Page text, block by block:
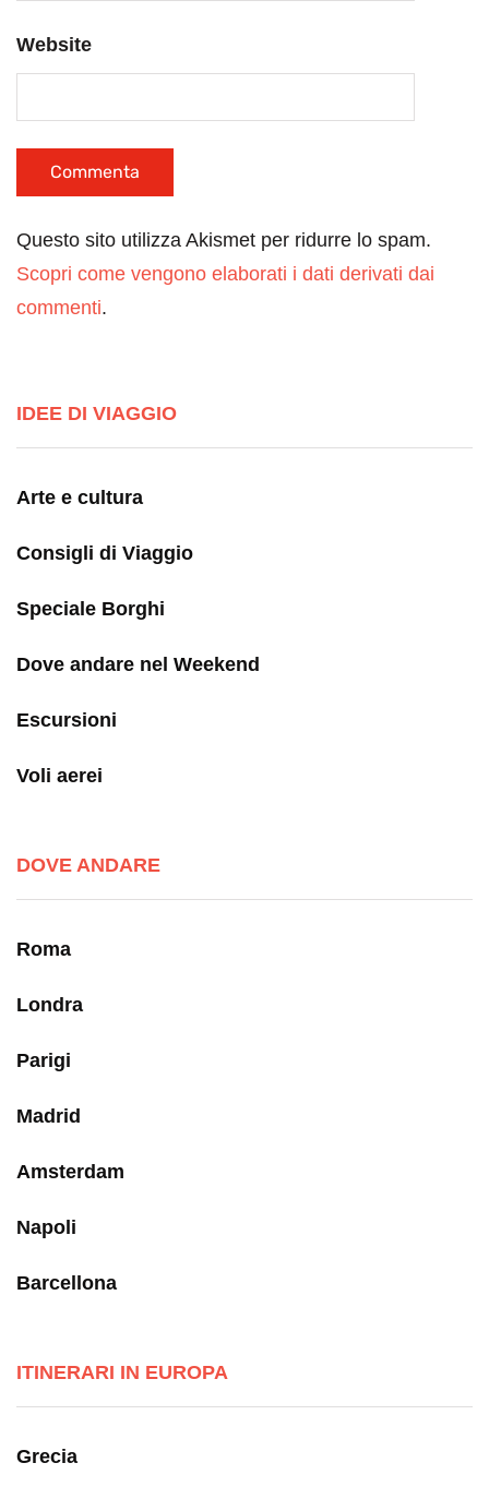
Website
Questo sito utilizza Akismet per ridurre lo spam.
Scopri come vengono elaborati i dati derivati dai
commenti.
IDEE DI VIAGGIO
Arte e cultura
Consigli di Viaggio
Speciale Borghi
Dove andare nel Weekend
Escursioni
Voli aerei
DOVE ANDARE
Roma
Londra
Parigi
Madrid
Amsterdam
Napoli
Barcellona
ITINERARI IN EUROPA
Grecia